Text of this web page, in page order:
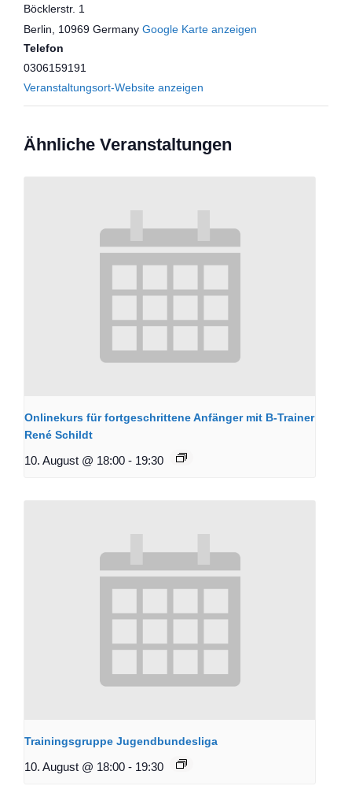
Böcklerstr. 1
Berlin
10969 Germany Google Karte anzeigen
Telefon
0306159191
Veranstaltungsort-Website anzeigen
Ähnliche Veranstaltungen
Onlinekurs für fortgeschrittene Anfänger mit B-Trainer
René Schildt
10. August @ 18:00 - 19:30
Trainingsgruppe Jugendbundesliga
10. August @ 18:00 - 19:30